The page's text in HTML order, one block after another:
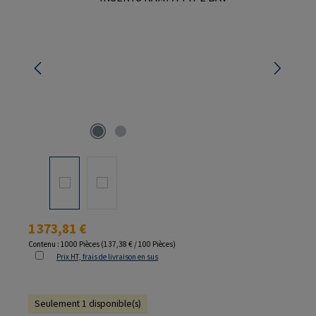
Prix régulier :
1 373,81 €
Contenu : 1000 Pièces (137,38 € / 100 Pièces)
Prix HT, frais de livraison en sus
Seulement 1 disponible(s)